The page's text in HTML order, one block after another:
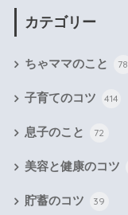
カテゴリー
ちゃママのこと 78
子育てのコツ 414
息子のこと 72
美容と健康のコツ
貯蓄のコツ 39